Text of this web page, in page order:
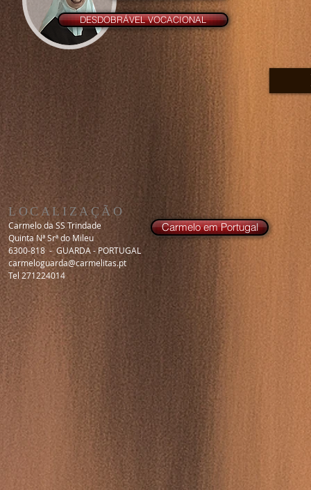
DESDOBRÁVEL VOCACIONAL
LOCALIZAÇÃO
Carmelo da SS Trindade
Quinta Nª Srª do Mileu
6300-818 - GUARDA - PORTUGAL
carmeloguarda@carmelitas.pt
Tel 271224014
Carmelo em Portugal